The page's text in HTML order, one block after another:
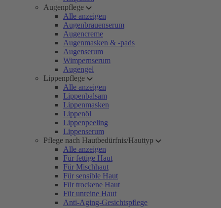
Augenpflege
Alle anzeigen
Augenbrauenserum
Augencreme
Augenmasken & -pads
Augenserum
Wimpernserum
Augengel
Lippenpflege
Alle anzeigen
Lippenbalsam
Lippenmasken
Lippenöl
Lippenpeeling
Lippenserum
Pflege nach Hautbedürfnis/Hauttyp
Alle anzeigen
Für fettige Haut
Für Mischhaut
Für sensible Haut
Für trockene Haut
Für unreine Haut
Anti-Aging-Gesichtspflege